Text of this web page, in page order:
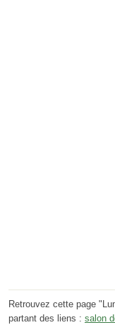
Retrouvez cette page
partant des liens : salon